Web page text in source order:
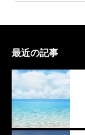
最近の記事